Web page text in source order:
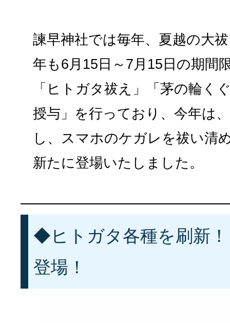
諫早神社では毎年、夏越の大
年も6月15日～7月15日の期間
「ヒトガタ祓え」「茅の輪く
授与」を行っており、今年は
し、スマホのケガレを祓い清
新たに登場いたしました。
◆ヒトガタ各種を刷新
登場！